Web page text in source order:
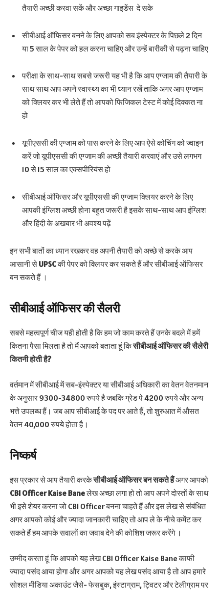
तैयारी अच्छी करवा सकें और अच्छा गाइडेंस दे सके
सीबीआई ऑफिसर बनने के लिए आपको सब इंस्पेक्टर के पिछले 2 दिन
या 5 साल के पेपर को हल करना चाहिए और उन्हें बारीकी से पढ़ना चाहिए
परीक्षा के साथ-साथ सबसे जरूरी यह भी है कि आप एग्जाम की तैयारी के
साथ साथ आप अपने स्वास्थ्य का भी ध्यान रखें ताकि अगर आप एग्जाम
को क्लियर कर भी लेते हैं तो आपको फिजिकल टेस्ट में कोई दिक्कत ना
हो
यूपीएससी की एग्जाम को पास करने के लिए आप ऐसे कोचिंग को ज्वाइन
करें जो यूपीएससी की एग्जाम की अच्छी तैयारी करवाएं और उसे लगभग
10 से 15 साल का एक्सपीरियंस हो
सीबीआई ऑफिसर और यूपीएससी की एग्जाम क्लियर करने के लिए
आपकी इंग्लिश अच्छी होना बहुत जरूरी है इसके साथ-साथ आप इंग्लिश
और हिंदी के अखबार भी अवश्य पढ़ें
इन सभी बातों का ध्यान रखकर वह अपनी तैयारी को अच्छे से करके आप
आसानी से UPSCकी पेपर को क्लियर कर सकते हैं और सीबीआई ऑफिसर
बन सकते हैं ।
सीबीआई ऑफिसर की सैलरी
सबसे महत्वपूर्ण चीज यही होती है कि हम जो काम करते हैं उनके बदले में हमें
कितना पैसा मिलता है तो मैं आपको बताता हूं किसीबीआई ऑफिसरकी सैलेरी
कितनी होती है?
वर्तमान में सीबीआई में सब-इंस्पेक्टर या सीबीआई अधिकारी का वेतन वेतनमान
के अनुसार 9300-34800 रुपये है जबकि ग्रेड पे 4200 रुपये और अन्य
भत्ते उपलब्ध हैं। जब आप सीबीआई के पद पर आते हैं, तो शुरुआत में औसत
वेतन 40,000 रुपये होता है।
निष्कर्ष
इस प्रकार से आप तैयारी करकेसीबीआई ऑफिसरबन सकते हैंअगर आपको
CBI Officer Kaise Baneलेख अच्छा लगा हो तो आप अपने दोस्तों के साथ
भी इसे शेयर करना जो CBI Officer बनना चाहते हैं और इस लेख से संबंधित
अगर आपको कोई और ज्यादा जानकारी चाहिए तो आप ले के नीचे कमेंट कर
सकते हैं हम आपके सवालों का जवाब देने की कोशिश जरूर करेंगे ।
उम्मीद करता हूं कि आपको यह लेख CBI Officer Kaise Bane काफी
ज्यादा पसंद आया होगा और अगर आपको यह लेख पसंद आया है तो आप हमारे
सोशल मीडिया अकाउंट जैसे- फेसबुक, इंस्टाग्राम, ट्विटर और टेलीग्राम पर